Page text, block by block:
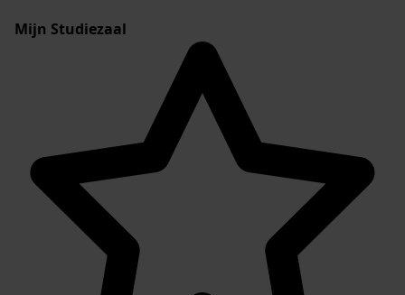
Mijn Studiezaal